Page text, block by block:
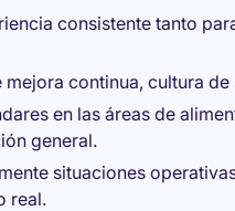
consistente tanto
continua, cultura
en las áreas de
general.
situaciones
real.